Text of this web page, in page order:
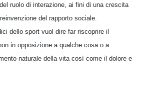
ruolo di interazione, ai fini di una crescita
del rapporto sociale.
dello sport vuol dire far riscoprire il
in opposizione a qualche cosa o a
naturale della vita così come il dolore e